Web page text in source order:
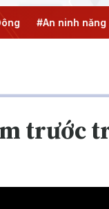
#An ninh năng lượng
trước